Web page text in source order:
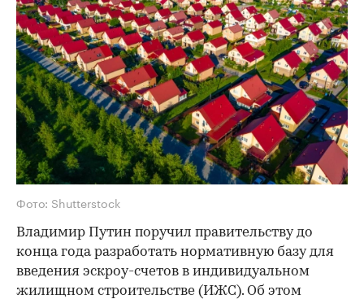
Фото: Shutterstock
Владимир Путин поручил правительству до
конца года разработать нормативную базу для
введения эскроу-счетов в индивидуальном
жилищном строительстве (ИЖС). Об этом